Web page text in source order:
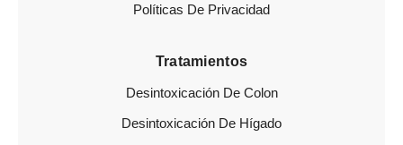
Políticas De Privacidad
Tratamientos
Desintoxicación De Colon
Desintoxicación De Hígado